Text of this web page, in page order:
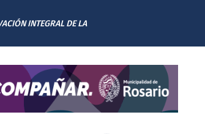
INTEGRAL DE LA